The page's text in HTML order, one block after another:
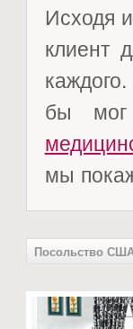
Исходя
клиент
бы мог
мы
Посольство